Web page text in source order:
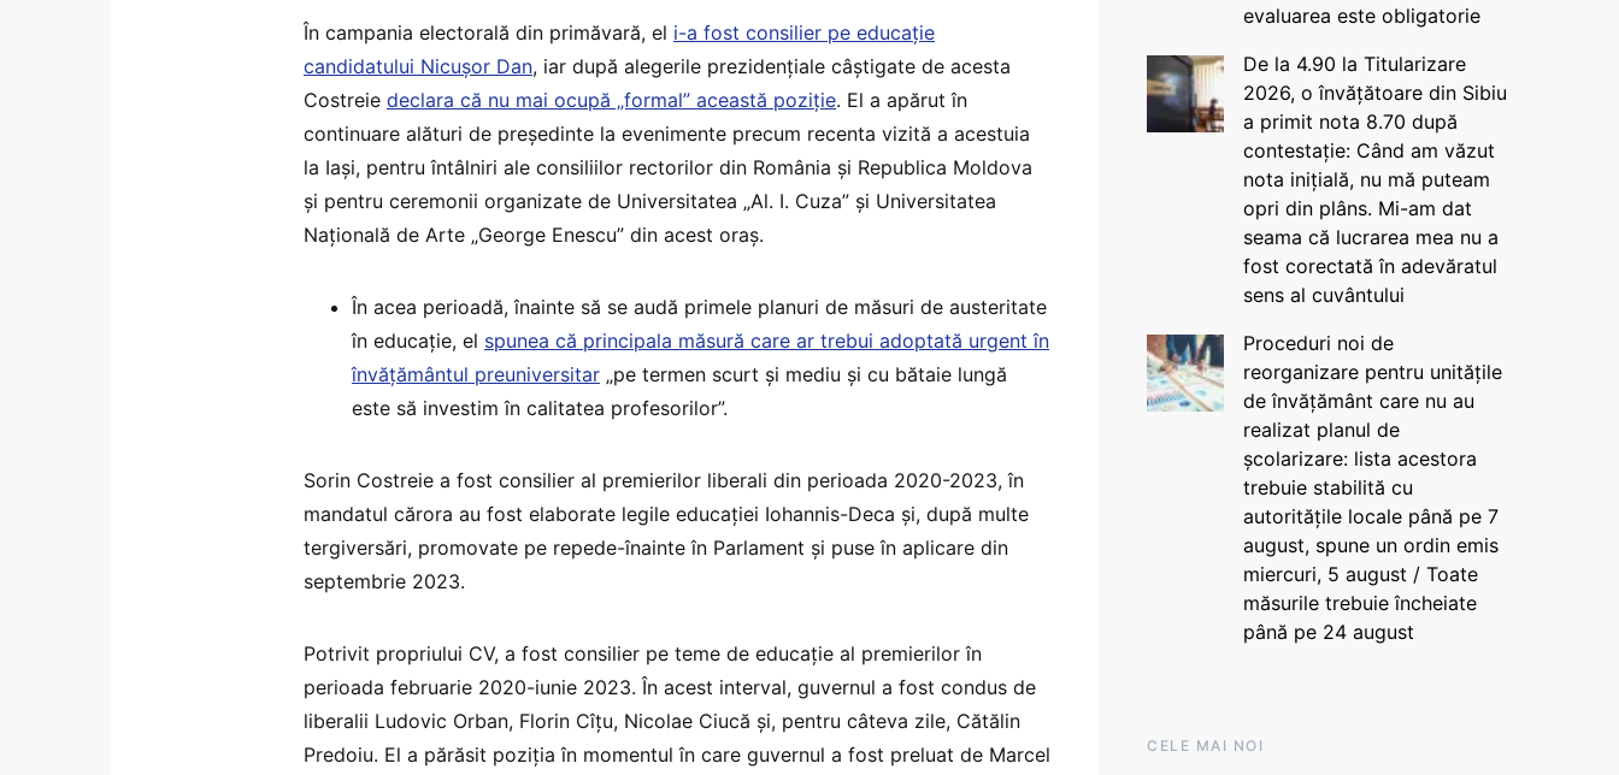
În campania electorală din primăvară, el i-a fost consilier pe educație
candidatului Nicușor Dan, iar după alegerile prezidențiale câștigate de acesta
Costreie declara că nu mai ocupă „formal” această poziție. El a apărut în
continuare alături de președinte la evenimente precum recenta vizită a acestuia
la Iași, pentru întâlniri ale consiliilor rectorilor din România și Republica Moldova
și pentru ceremonii organizate de Universitatea „Al. I. Cuza” și Universitatea
Națională de Arte „George Enescu” din acest oraș.
În acea perioadă, înainte să se audă primele planuri de măsuri de austeritate
în educație, el spunea că principala măsură care ar trebui adoptată urgent în
învățământul preuniversitar „pe termen scurt și mediu și cu bătaie lungă
este să investim în calitatea profesorilor”.
Sorin Costreie a fost consilier al premierilor liberali din perioada 2020-2023, în
mandatul cărora au fost elaborate legile educației Iohannis-Deca și, după multe
tergiversări, promovate pe repede-înainte în Parlament și puse în aplicare din
septembrie 2023.
Potrivit propriului CV, a fost consilier pe teme de educație al premierilor în
perioada februarie 2020-iunie 2023. În acest interval, guvernul a fost condus de
liberalii Ludovic Orban, Florin Cîțu, Nicolae Ciucă și, pentru câteva zile, Cătălin
Predoiu. El a părăsit poziția în momentul în care guvernul a fost preluat de Marcel
evaluarea este obligatorie
De la 4.90 la Titularizare
2026, o învățătoare din Sibiu
a primit nota 8.70 după
contestație: Când am văzut
nota inițială, nu mă puteam
opri din plâns. Mi-am dat
seama că lucrarea mea nu a
fost corectată în adevăratul
sens al cuvântului
Proceduri noi de
reorganizare pentru unitățile
de învățământ care nu au
realizat planul de
școlarizare: lista acestora
trebuie stabilită cu
autoritățile locale până pe 7
august, spune un ordin emis
miercuri, 5 august / Toate
măsurile trebuie încheiate
până pe 24 august
CELE MAI NOI